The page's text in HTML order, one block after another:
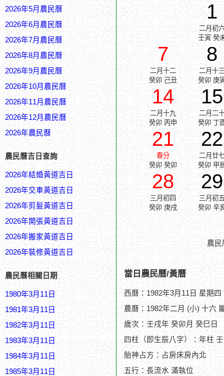
2026年5月農民曆
2026年6月農民曆
2026年7月農民曆
2026年8月農民曆
2026年9月農民曆
2026年10月農民曆
2026年11月農民曆
2026年12月農民曆
2026年農民曆
農民曆吉日查詢
2026年結婚黃道吉日
2026年交車黃道吉日
2026年剪髮黃道吉日
2026年開張黃道吉日
2026年搬家黃道吉日
2026年裝修黃道吉日
農民曆相關日期
1980年3月11日
1981年3月11日
1982年3月11日
1983年3月11日
1984年3月11日
1985年3月11日
1
二月初
壬寅 癸
7
二月十二
癸卯 己丑
8
二月十
癸卯 庚
14
二月十九
癸卯 丙申
15
二月二
癸卯 丁
21
春分
癸卯 癸卯
22
二月廿
癸卯 甲
28
三月初四
癸卯 庚戌
29
三月初
癸卯 辛
農
當日農民曆/黃曆
西曆：1982年3月11日 星期四
農曆：1982年二月 (小) 十六
歲次：壬戌年 癸卯月 癸巳日
四柱（即生辰八字）：年柱
胎神占方：占房床房內北
五行：長流水 滿執位